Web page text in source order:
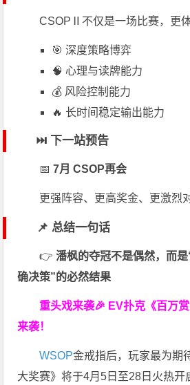
CSOPⅡ不仅是一场比赛，更体
🎯 深度策略博弈
🧠 心理与读牌能力
💰 风险控制能力
🔥 长时间稳定输出能力
⏭️ 下一站预告
📅7月 CSOP再会
更强阵容、更高奖金、更激烈
📌 总结一句话
👉潘枫的夺冠不是偶然，而
确决策”的必然结果
重头戏来袭🎉 EV扑克 《百万
来袭！
WSOP金戒指后，玩家最为期
大奖赛》将于4月5日至28日火热开